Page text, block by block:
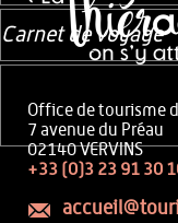
Office de tourisme
7 avenue du Préau
02140 VERVINS
+33 (0)3 23 91 30
Carnet de voyage